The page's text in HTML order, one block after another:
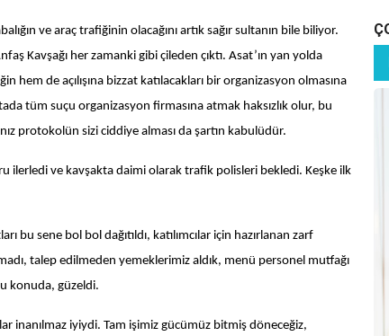
ve araç trafiğinin olacağını artık sağır sultanın bile biliyor.
Kavşağı her zamanki gibi çileden çıktı. Asat’ın yan yolda
hem de açılışına bizzat katılacakları bir organizasyon olmasına
tüm suçu organizasyon firmasına atmak haksızlık olur, bu
protokolün sizi ciddiye alması da şartın kabulüdür.
ilerledi ve kavşakta daimi olarak trafik polisleri bekledi. Keşke ilk
bu sene bol bol dağıtıldı, katılımcılar için hazırlanan zarf
talep edilmeden yemeklerimiz aldık, menü personel mutfağı
konuda, güzeldi.
inanılmaz iyiydi. Tam işimiz gücümüz bitmiş döneceğiz,